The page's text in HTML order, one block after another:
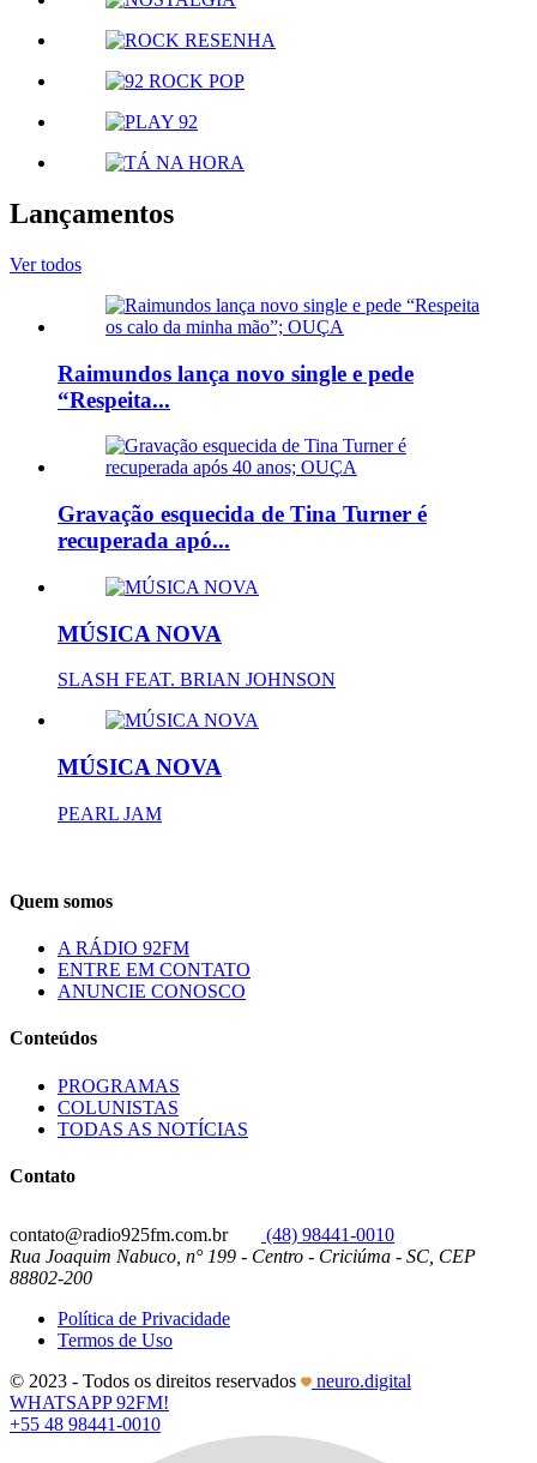
Lançamentos
Ver todos
Raimundos lança novo single e pede
“Respeita...
Gravação esquecida de Tina Turner é
recuperada apó...
MÚSICA NOVA
SLASH FEAT. BRIAN JOHNSON
MÚSICA NOVA
PEARL JAM
Quem somos
A RÁDIO 92FM
ENTRE EM CONTATO
ANUNCIE CONOSCO
Conteúdos
PROGRAMAS
COLUNISTAS
TODAS AS NOTÍCIAS
Contato
contato@radio925fm.com.br
(48) 98441-0010
Rua Joaquim Nabuco, n° 199 - Centro - Criciúma - SC, CEP
88802-200
Política de Privacidade
Termos de Uso
© 2023 - Todos os direitos reservados
neuro.digital
WHATSAPP 92FM!
+55 48 98441-0010